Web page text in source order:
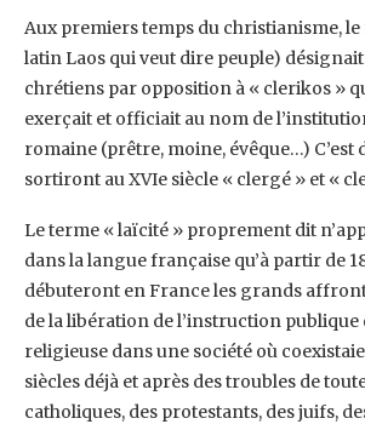
Aux premiers temps du christianisme, le
latin Laos qui veut dire peuple)
chrétiens par opposition à « clerikos »
exerçait et officiait au nom de
romaine (prêtre, moine, évêque…) C’est
sortiront au XVIe siècle « clergé » et «
Le terme « laïcité » proprement dit
dans la langue française qu’à partir de
débuteront en France les grands
de la libération de l’instruction
religieuse dans une société où
siècles déjà et après des troubles de
catholiques, des protestants, des juifs,